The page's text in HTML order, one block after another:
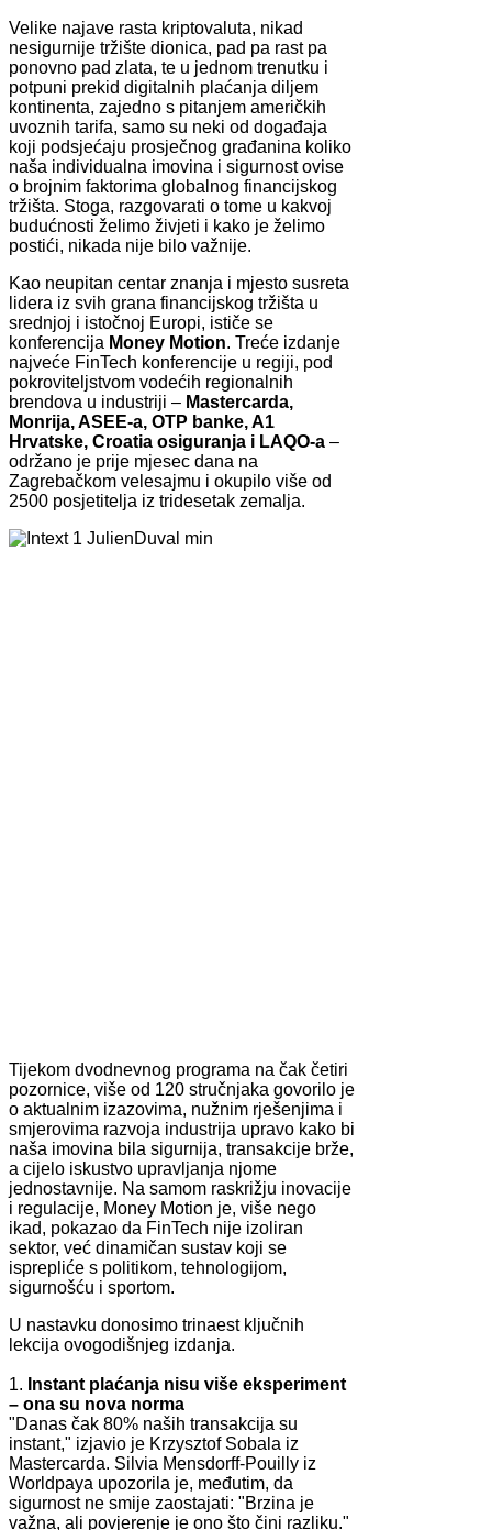
Velike najave rasta kriptovaluta, nikad
nesigurnije tržište dionica, pad pa rast pa
ponovno pad zlata, te u jednom trenutku i
potpuni prekid digitalnih plaćanja diljem
kontinenta, zajedno s pitanjem američkih
uvoznih tarifa, samo su neki od događaja
koji podsjećaju prosječnog građanina koliko
naša individualna imovina i sigurnost ovise
o brojnim faktorima globalnog financijskog
tržišta. Stoga, razgovarati o tome u kakvoj
budućnosti želimo živjeti i kako je želimo
postići, nikada nije bilo važnije.
Kao neupitan centar znanja i mjesto susreta
lidera iz svih grana financijskog tržišta u
srednjoj i istočnoj Europi, ističe se
konferencija Money Motion. Treće izdanje
najveće FinTech konferencije u regiji, pod
pokroviteljstvom vodećih regionalnih
brendova u industriji – Mastercarda,
Monrija, ASEE-a, OTP banke, A1
Hrvatske, Croatia osiguranja i LAQO-a –
održano je prije mjesec dana na
Zagrebačkom velesajmu i okupilo više od
2500 posjetitelja iz tridesetak zemalja.
Tijekom dvodnevnog programa na čak četiri
pozornice, više od 120 stručnjaka govorilo je
o aktualnim izazovima, nužnim rješenjima i
smjerovima razvoja industrija upravo kako bi
naša imovina bila sigurnija, transakcije brže,
a cijelo iskustvo upravljanja njome
jednostavnije. Na samom raskrižju inovacije
i regulacije, Money Motion je, više nego
ikad, pokazao da FinTech nije izoliran
sektor, već dinamičan sustav koji se
isprepliće s politikom, tehnologijom,
sigurnošću i sportom.
U nastavku donosimo trinaest ključnih
lekcija ovogodišnjeg izdanja.
1. Instant plaćanja nisu više eksperiment
– ona su nova norma
"Danas čak 80% naših transakcija su
instant," izjavio je Krzysztof Sobala iz
Mastercarda. Silvia Mensdorff-Pouilly iz
Worldpaya upozorila je, međutim, da
sigurnost ne smije zaostajati: "Brzina je
važna, ali povjerenje je ono što čini razliku."